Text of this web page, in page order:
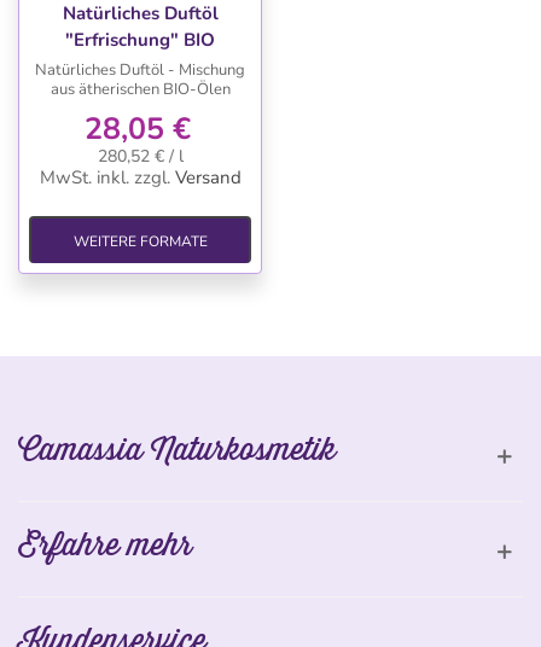
Natürliches Duftöl
"Erfrischung" BIO
Natürliches Duftöl - Mischung
aus ätherischen BIO-Ölen
28,05 €
280,52 € / l
MwSt. inkl. zzgl. Versand
WEITERE FORMATE
Camassia Naturkosmetik
Erfahre mehr